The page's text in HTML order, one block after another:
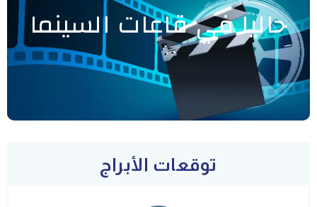
حاليا في قاعات السينما
توقعات الأبراج